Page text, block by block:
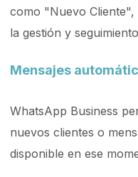
como "Nuevo
la gestión y
Mensajes
WhatsApp Business
nuevos clientes o
disponible en ese